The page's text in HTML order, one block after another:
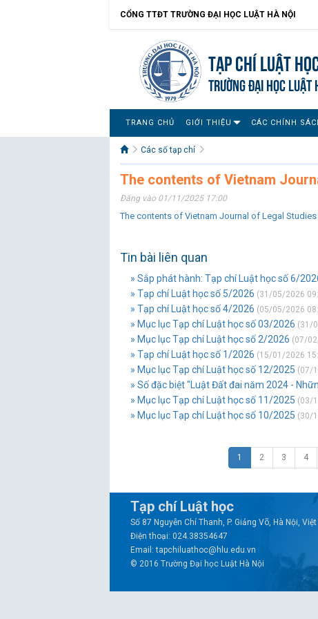
CỔNG TTĐT TRƯỜNG ĐẠI HỌC LUẬT HÀ NỘI
Tạp chí Luật
TRƯỜNG ĐẠI HỌC LUẬT
TRANG CHỦ GIỚI THIỆU CÁC CHÍNH
Các số tạp chí
The contents of Vietnam
Đăng vào 01/11/2025 17:00
The contents of Vietnam Journal of Legal
Tin bài liên quan
» Sắp phát hành: Tạp chí Luật học số 6/
» Tạp chí Luật học số 5/2026 (31/05/2026
» Tạp chí Luật học số 4/2026 (05/05/2026
» Mục lục Tạp chí Luật học số 03/2026 (31/
» Mục lục Tạp chí Luật học số 2/2026 (07/
» Tạp chí Luật học số 1/2026 (15/01/2026
» Mục lục Tạp chí Luật học số 12/2025 (07/
» Số đặc biệt "Luật Đất đai năm 2024 -
» Mục lục Tạp chí Luật học số 11/2025 (03/
» Mục lục Tạp chí Luật học số 10/2025 (30/
1 2 3 4
Tạp chí Luật học
Số 87 Nguyễn Chí Thanh, P. Giảng Võ, Hà Nội,
Điện thoại: 024.38354647
Email: tapchiluathoc@hlu.edu.vn
© 2016 Trường Đại học Luật Hà Nội